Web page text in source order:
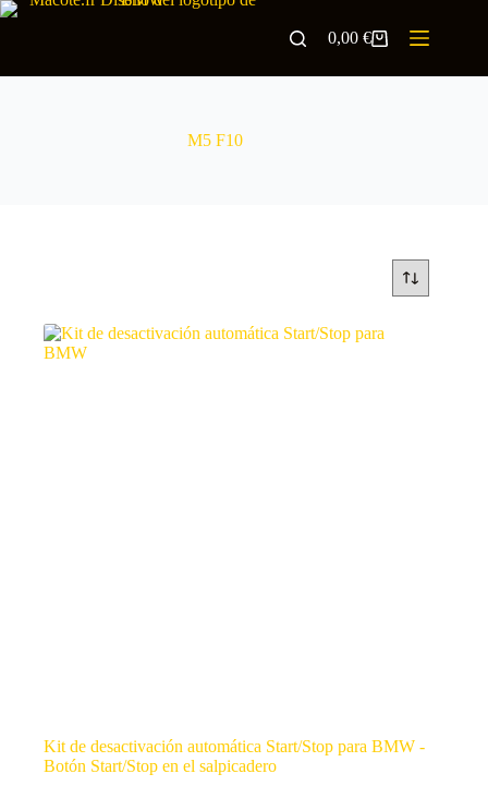
0,00€
M5 F10
Kit de desactivación automática Start/Stop para BMW -
Botón Start/Stop en el salpicadero